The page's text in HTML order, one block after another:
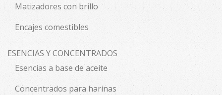
Matizadores con brillo
Encajes comestibles
ESENCIAS Y CONCENTRADOS
Esencias a base de aceite
Concentrados para harinas